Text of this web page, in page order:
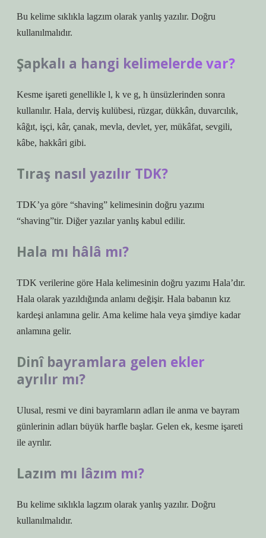
Bu kelime sıklıkla lagzım olarak yanlış yazılır. Doğru
kullanılmalıdır.
Şapkalı a hangi kelimelerde var?
Kesme işareti genellikle l, k ve g, h ünsüzlerinden sonra
kullanılır. Hala, derviş kulübesi, rüzgar, dükkân, duvarcılık,
kâğıt, işçi, kâr, çanak, mevla, devlet, yer, mükâfat, sevgili,
kâbe, hakkâri gibi.
Tıraş nasıl yazılır TDK?
TDK’ya göre “shaving” kelimesinin doğru yazımı
“shaving”tir. Diğer yazılar yanlış kabul edilir.
Hala mı hâlâ mı?
TDK verilerine göre Hala kelimesinin doğru yazımı Hala’dır.
Hala olarak yazıldığında anlamı değişir. Hala babanın kız
kardeşi anlamına gelir. Ama kelime hala veya şimdiye kadar
anlamına gelir.
Dinî bayramlara gelen ekler
ayrılır mı?
Ulusal, resmi ve dini bayramların adları ile anma ve bayram
günlerinin adları büyük harfle başlar. Gelen ek, kesme işareti
ile ayrılır.
Lazım mı lâzım mı?
Bu kelime sıklıkla lagzım olarak yanlış yazılır. Doğru
kullanılmalıdır.